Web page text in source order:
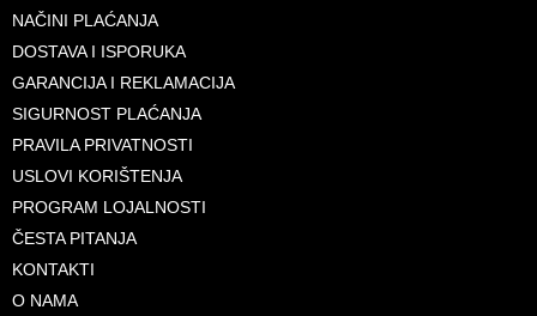
NAČINI PLAĆANJA
DOSTAVA I ISPORUKA
GARANCIJA I REKLAMACIJA
SIGURNOST PLAĆANJA
PRAVILA PRIVATNOSTI
USLOVI KORIŠTENJA
PROGRAM LOJALNOSTI
ČESTA PITANJA
KONTAKTI
O NAMA